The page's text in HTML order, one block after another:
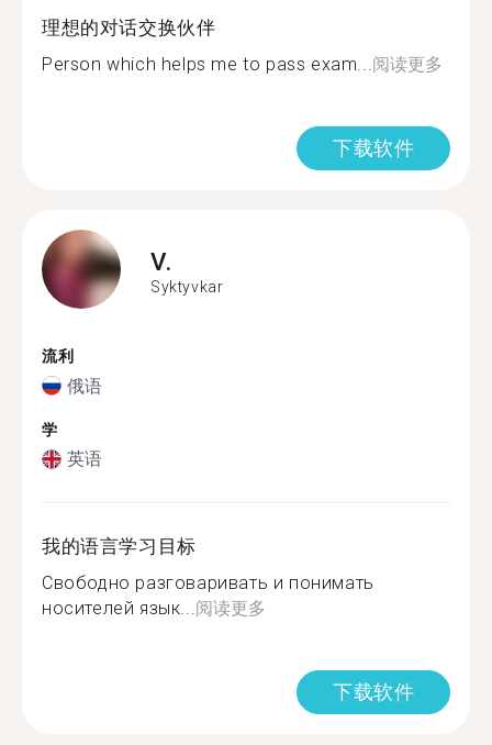
理想的对话交换伙伴
Person which helps me to pass exam...阅读更多
下载软件
V.
Syktyvkar
流利
俄语
学
英语
我的语言学习目标
Свободно разговаривать и понимать
носителей язык...阅读更多
下载软件